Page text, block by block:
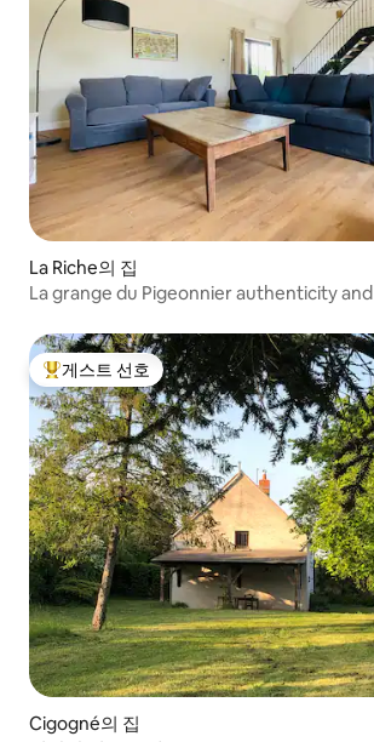
La Riche의 집
La grange du Pigeonnier authenticity and
상위 게스트 선호
게스트 선호
Cigogné의 집